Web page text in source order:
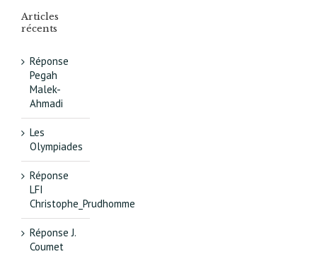
Articles
récents
Réponse
Pegah
Malek-
Ahmadi
Les
Olympiades
Réponse
LFI
Christophe_Prudhomme
Réponse J.
Coumet